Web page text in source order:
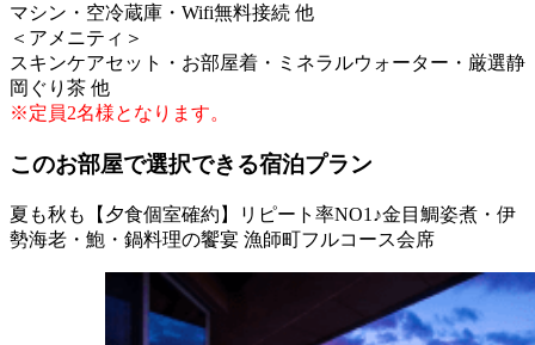
マシン・空冷蔵庫・Wifi無料接続 他
＜アメニティ＞
スキンケアセット・お部屋着・ミネラルウォーター・厳選静
岡ぐり茶 他
※定員2名様となります。
このお部屋で選択できる宿泊プラン
夏も秋も【夕食個室確約】リピート率NO1♪金目鯛姿煮・伊
勢海老・鮑・鍋料理の饗宴 漁師町フルコース会席